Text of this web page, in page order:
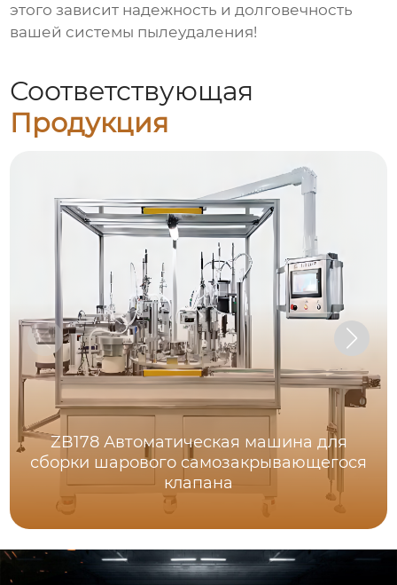
этого зависит надежность и долговечность
вашей системы пылеудаления!
Соответствующая
Продукция
ZB178 Автоматическая машина для
сборки шарового самозакрывающегося
клапана